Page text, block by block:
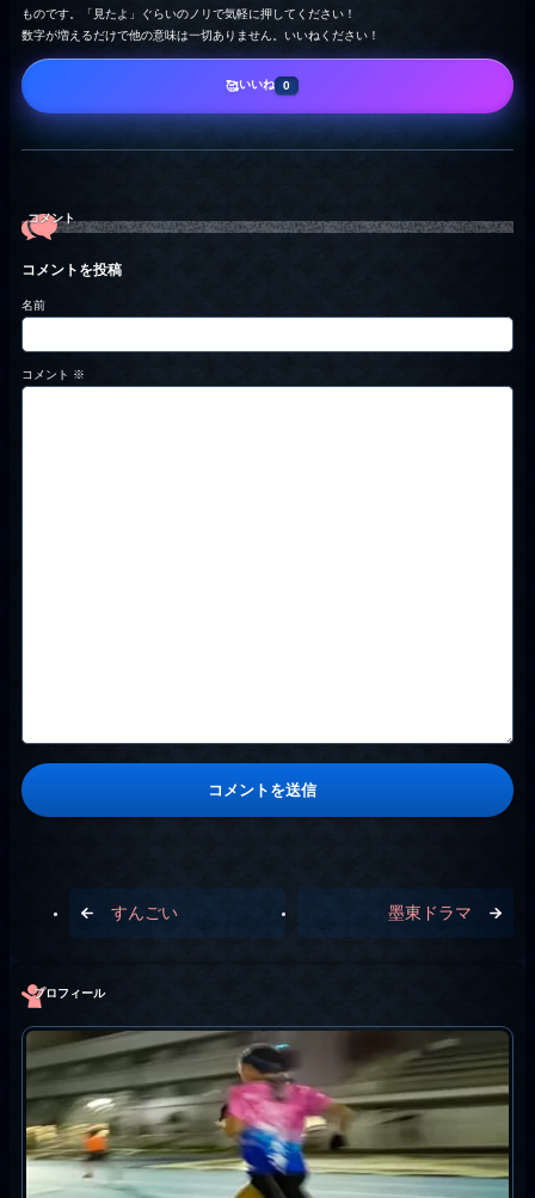
ものです。「見たよ」ぐらいのノリで気軽に押してください！
数字が増えるだけで他の意味は一切ありません。いいねください！
🥰いいね 0
コメント
コメントを投稿
名前
コメント ※
すんごい 墨東ドラマ
プロフィール